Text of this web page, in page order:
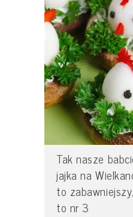
Tak nasze
jajka na
to
to nr 3